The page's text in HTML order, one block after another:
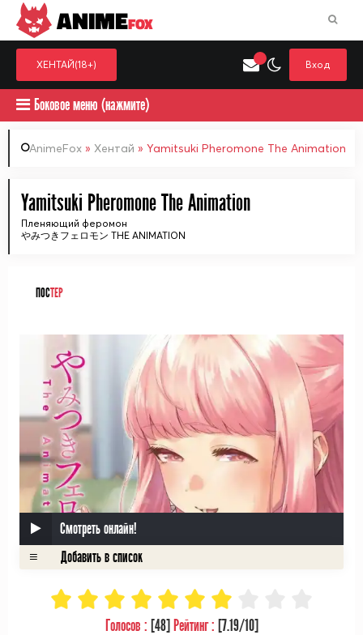
Выберите одну категорию для поиска
ANIMEFOX
ХЕНТАЙ(18+) Вход
Боковое меню (нажмите)
AnimeFox » Хентай » Yamitsuki Pheromone The Animation
Yamitsuki Pheromone The Animation
Пленяющий феромон
やみつきフェロモン THE ANIMATION
ПОСТЕР
Смотреть онлайн!
Голосов : [48] Рейтинг : [7.19/10]